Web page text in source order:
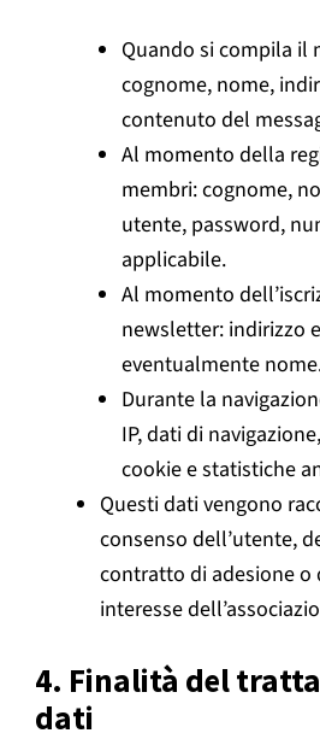
Quando si compila
cognome, nome,
contenuto del
Al momento della
membri: cognome,
utente, password,
applicabile.
Al momento
newsletter: indirizzo
eventualmente
Durante la
IP, dati di
cookie e statistiche
Questi dati vengono
consenso dell’utente,
contratto di adesione
interesse
4. Finalità del
dati